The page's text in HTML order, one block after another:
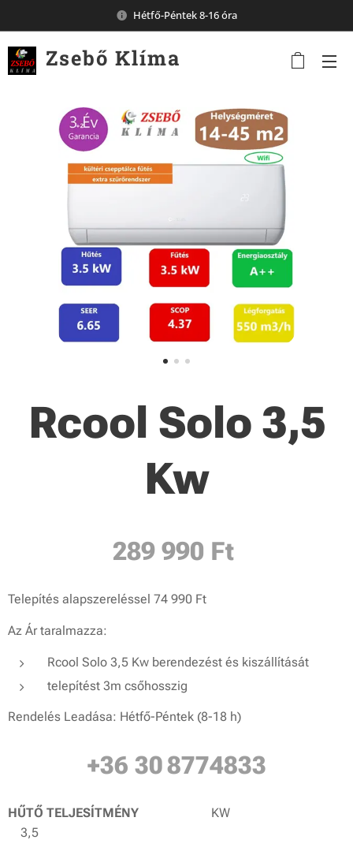
Hétfő-Péntek 8-16 óra
Zsebő Klíma
Rcool Solo 3,5
Kw
289 990 Ft
Telepítés alapszereléssel 74 990 Ft
Az Ár taralmazza:
Rcool Solo 3,5 Kw berendezést és kiszállítását
telepítést 3m csőhosszig
Rendelés Leadása: Hétfő-Péntek (8-18 h)
+36 308774833
HŰTŐ TELJESÍTMÉNY
KW
3,5